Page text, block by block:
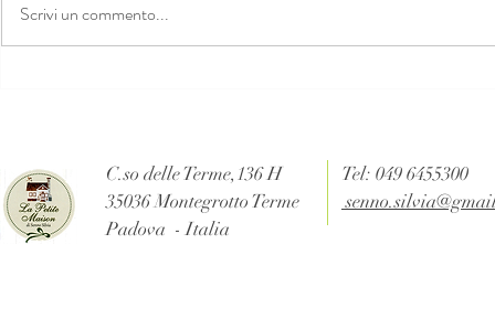
Scrivi un commento...
C.so delle Terme,136 H
35036 Montegrotto Terme
Padova - Italia
Tel: 049 6455300